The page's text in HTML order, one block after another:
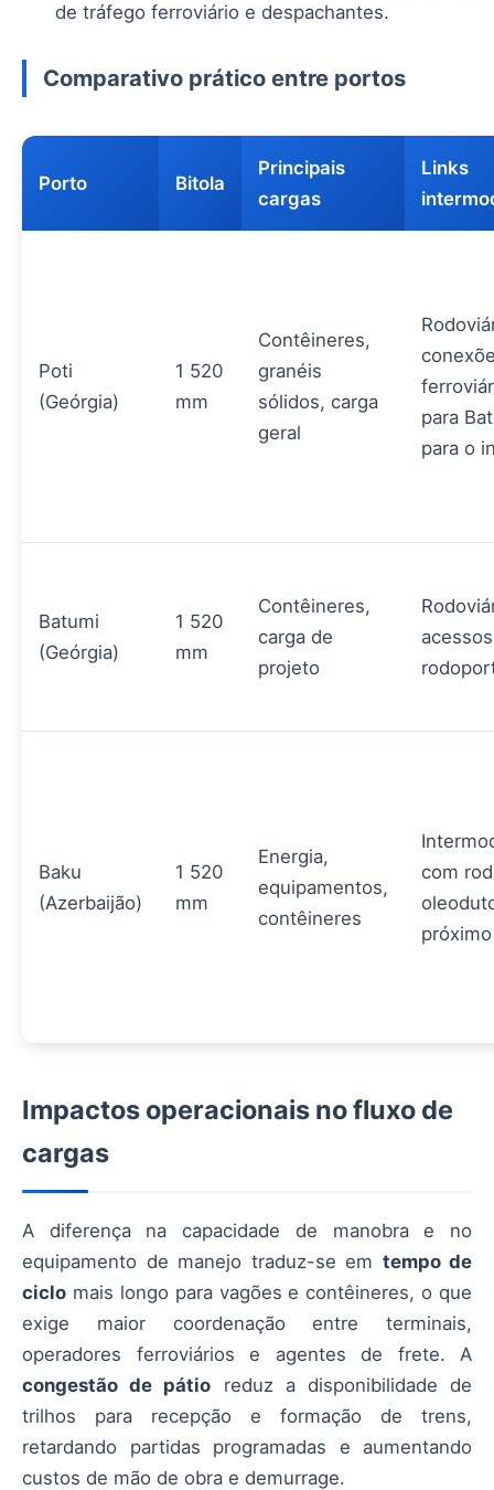
de tráfego ferroviário e despachantes.
Comparativo prático entre portos
Porto Bitola
Principais
cargas
Links
Poti
(Geórgia)
1 520
mm
Contêineres,
granéis
sólidos, carga
geral
para
para o
Batumi
(Geórgia)
1 520
mm
Contêineres,
carga de
projeto
acessos
Baku
(Azerbaijão)
1 520
mm
Energia,
equipamentos,
contêineres
com
próximo
Impactos operacionais no fluxo de
cargas
A diferença na capacidade de manobra e no
equipamento de manejo traduz-se em tempo de
ciclo mais longo para vagões e contêineres, o que
exige maior coordenação entre terminais,
operadores ferroviários e agentes de frete. A
congestão de pátio reduz a disponibilidade de
trilhos para recepção e formação de trens,
retardando partidas programadas e aumentando
custos de mão de obra e demurrage.